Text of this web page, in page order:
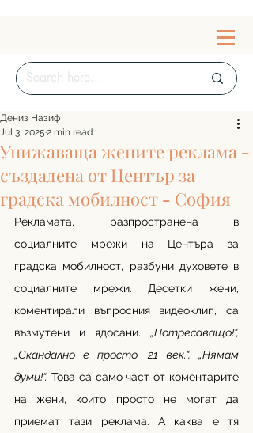
Унижаваща жените реклама -
създадена от Център за
градска мобилност - София
Дениз Назиф
Jul 3, 2025 2 min read
Рекламата, разпространена в
социалните мрежи на Центъра за
градска мобилност, разбуни духовете в
социалните мрежи. Десетки жени,
коментирали въпросния видеоклип, са
възмутени и ядосани. „Потресаващо!“,
„Скандално е просто. 21 век.“, „Нямам
думи!“. Това са само част от коментарите
на жени, които просто не могат да
приемат тази реклама. А каква е тя